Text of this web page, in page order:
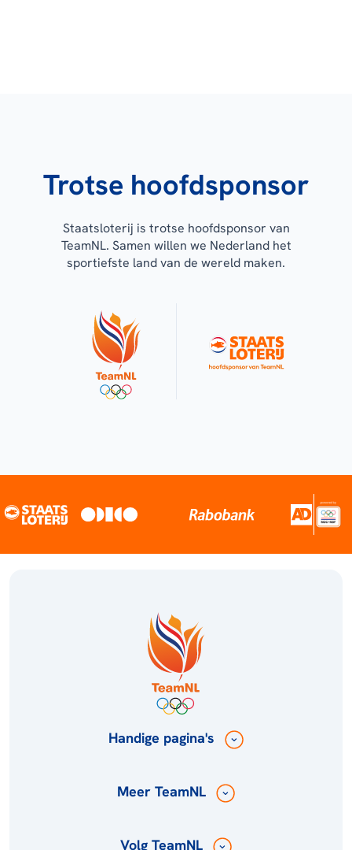
Trotse hoofdsponsor
Staatsloterij is trotse hoofdsponsor van
TeamNL. Samen willen we Nederland het
sportiefste land van de wereld maken.
Handige pagina's
Meer TeamNL
Volg TeamNL